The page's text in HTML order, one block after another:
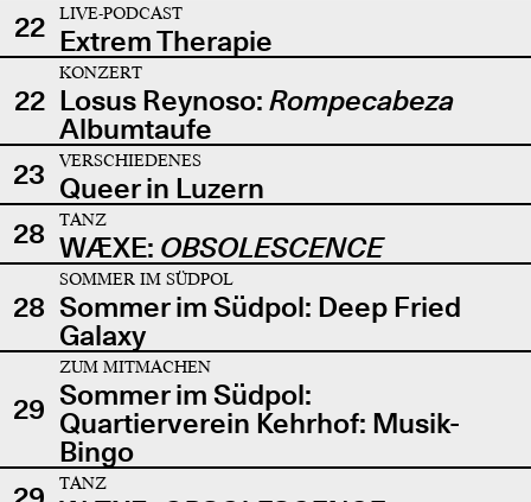
22
LIVE-PODCAST
Extrem Therapie
22
KONZERT
Losus Reynoso: Rompecabeza
Albumtaufe
23
VERSCHIEDENES
Queer in Luzern
28
TANZ
WÆXE: OBSOLESCENCE
28
SOMMER IM SÜDPOL
Sommer im Südpol: Deep Fried
Galaxy
29
ZUM MITMACHEN
Sommer im Südpol:
Quartierverein Kehrhof: Musik-
Bingo
TANZ